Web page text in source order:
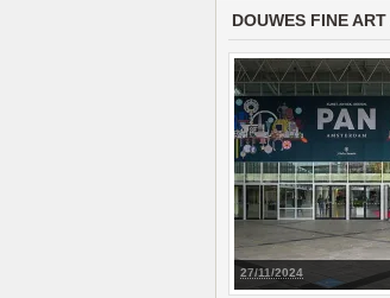
DOUWES FINE
27/11/2024